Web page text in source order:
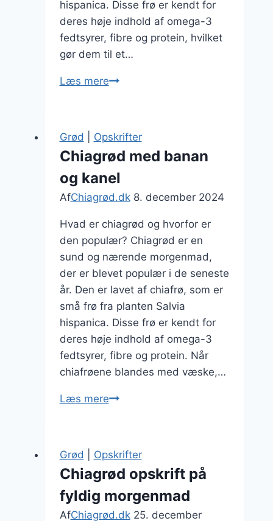
hispanica. Disse frø er kendt for
deres høje indhold af omega-3
fedtsyrer, fibre og protein, hvilket
gør dem til et…
Læs mereChiagrød
og
bær
Grød Opskrifter
Chiagrød med banan
og kanel
AfChiagrød.dk 8. december 2024
Hvad er chiagrød og hvorfor er
den populær? Chiagrød er en
sund og nærende morgenmad,
der er blevet populær i de seneste
år. Den er lavet af chiafrø, som er
små frø fra planten Salvia
hispanica. Disse frø er kendt for
deres høje indhold af omega-3
fedtsyrer, fibre og protein. Når
chiafrøene blandes med væske,…
Læs mereChiagrød
og
Grød Opskrifter
Chiagrød opskrift på
fyldig morgenmad
AfChiagrød.dk 25. december